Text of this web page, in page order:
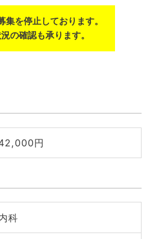
集を停止しております。
の確認も承ります。
円
科